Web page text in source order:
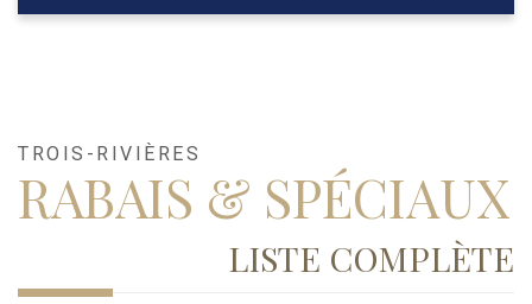
TROIS-RIVIÈRES
RABAIS & SPÉCIAUX
LISTE COMPLÈTE